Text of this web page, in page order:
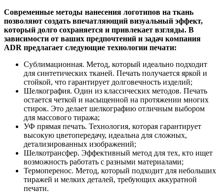
Современные методы нанесения логотипов на ткань
позволяют создать впечатляющий визуальный эффект,
который долго сохраняется и привлекает взгляды. В
зависимости от ваших предпочтений и задач компания
ADR предлагает следующие технологии печати:
Сублимационная. Метод, который идеально подходит
для синтетических тканей. Печать получается яркой и
стойкой, что гарантирует долговечность изделий;
Шелкография. Один из классических методов. Печать
остается четкой и насыщенной на протяжении многих
стирок. Это делает шелкографию отличным выбором
для массового тиража;
УФ прямая печать. Технология, которая гарантирует
высокую цветопередачу, идеальна для сложных,
детализированных изображений;
Шелкотрансфер. Эффективный метод для тех, кто ищет
возможность работать с разными материалами;
Термоперенос. Метод, который подходит для небольших
тиражей и мелких деталей, требующих аккуратной
печати.